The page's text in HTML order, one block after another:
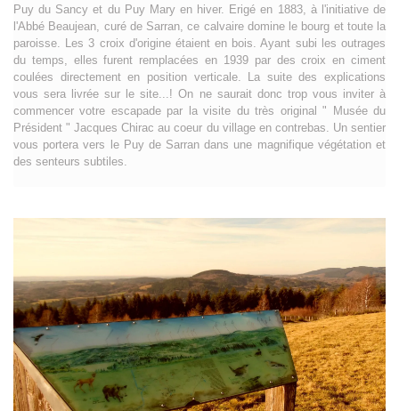
Puy du Sancy et du Puy Mary en hiver. Erigé en 1883, à l'initiative de
l'Abbé Beaujean, curé de Sarran, ce calvaire domine le bourg et toute la
paroisse. Les 3 croix d'origine étaient en bois. Ayant subi les outrages
du temps, elles furent remplacées en 1939 par des croix en ciment
coulées directement en position verticale. La suite des explications
vous sera livrée sur le site...! On ne saurait donc trop vous inviter à
commencer votre escapade par la visite du très original " Musée du
Président " Jacques Chirac au coeur du village en contrebas. Un sentier
vous portera vers le Puy de Sarran dans une magnifique végétation et
des senteurs subtiles.